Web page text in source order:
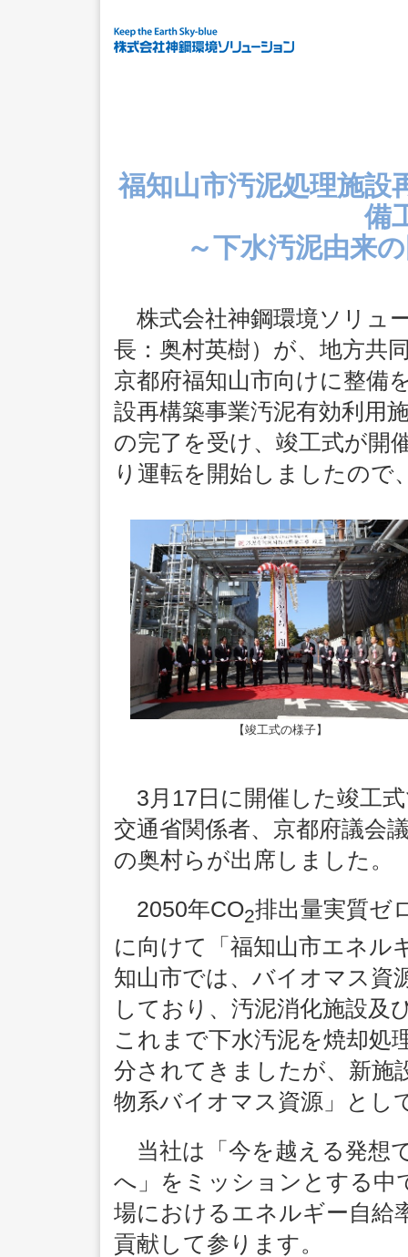
福知山市汚泥処理施設
備
～下水汚泥由来
株式会社神鋼環境ソリュ
長：奥村英樹）が、地方共
京都府福知山市向けに整備
設再構築事業汚泥有効利用
の完了を受け、竣工式が開
り運転を開始しましたので
【竣工式の様子】
3月17日に開催した竣工
交通省関係者、京都府議会
の奥村らが出席しました。
2050年CO2排出量実質ゼ
に向けて「福知山市エネル
知山市では、バイオマス資
しており、汚泥消化施設及
これまで下水汚泥を焼却処
分されてきましたが、新施
物系バイオマス資源」とし
当社は「今を越える発想
へ」をミッションとする中
場におけるエネルギー自給
貢献して参ります。